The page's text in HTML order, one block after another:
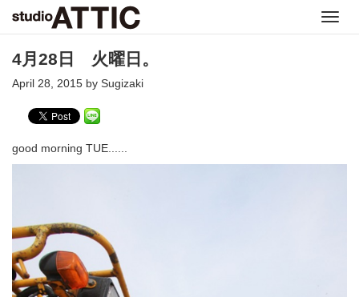
4月28日 火曜日。
April 28, 2015 by Sugizaki
good morning TUE......